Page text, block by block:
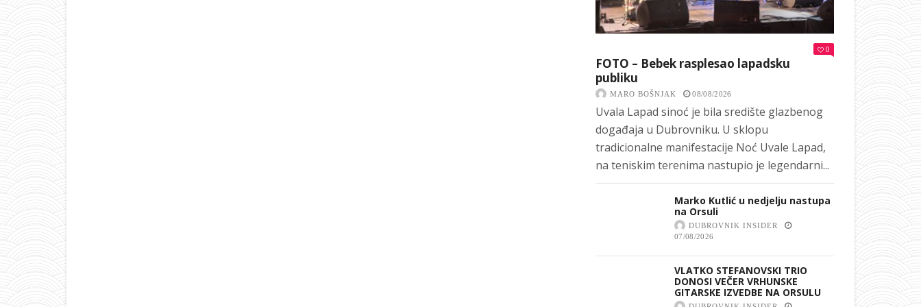
0
FOTO – Bebek rasplesao lapadsku
publiku
MARO BOŠNJAK 08/08/2026
Uvala Lapad sinoć je bila središte glazbenog
događaja u Dubrovniku. U sklopu
tradicionalne manifestacije Noć Uvale Lapad,
na teniskim terenima nastupio je legendarni...
Marko Kutlić u nedjelju nastupa
na Orsuli
DUBROVNIK INSIDER
07/08/2026
VLATKO STEFANOVSKI TRIO
DONOSI VEČER VRHUNSKE
GITARSKE IZVEDBE NA ORSULU